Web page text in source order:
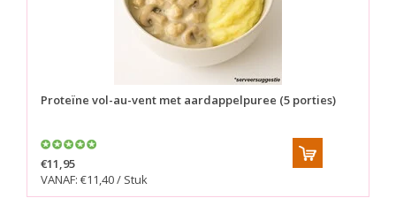
Proteïne vol-au-vent met aardappelpuree (5 porties)
€11,95
VANAF: €11,40 / Stuk